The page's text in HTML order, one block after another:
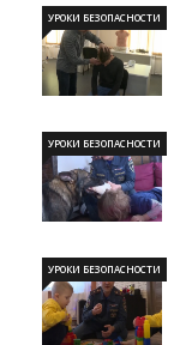
УРОКИ БЕЗОПАСНОСТИ
УРОКИ БЕЗОПАСНОСТИ
УРОКИ БЕЗОПАСНОСТИ